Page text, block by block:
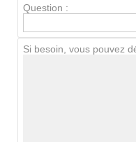
Question :
Si besoin, vous pouvez